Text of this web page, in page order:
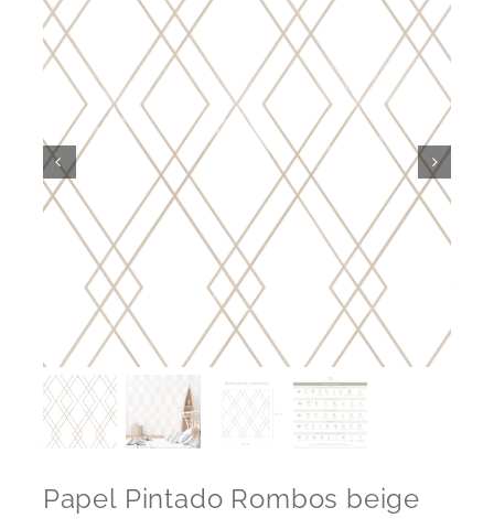
Papel Pintado Rombos beige